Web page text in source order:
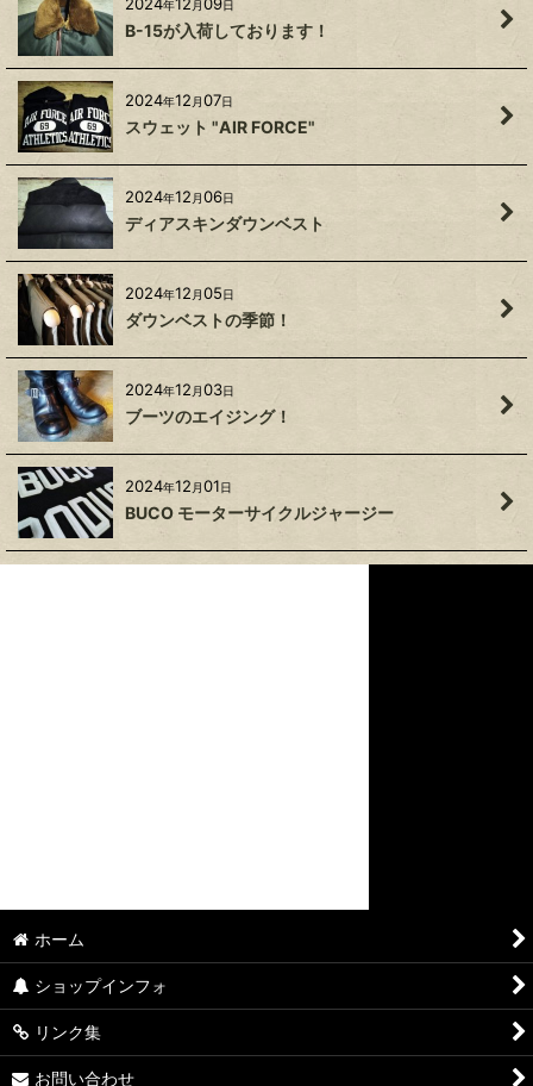
年 月 日
B-15が入荷しております！
2024年12 月07日
スウェット "AIR FORCE"
2024年12 月06日
ディアスキンダウンベスト
2024年12 月05日
ダウンベストの季節！
2024年12 月03日
ブーツのエイジング！
2024年12 月01日
BUCO モーターサイクルジャージー
ホーム
ショップインフォ
リンク集
お問い合わせ